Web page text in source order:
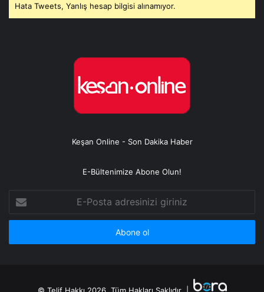
Hata Tweets, Yanlış hesap bilgisi alınamıyor.
Keşan Online - Son Dakika Haber
E-Bültenimize Abone Olun!
Posta
adresinizi